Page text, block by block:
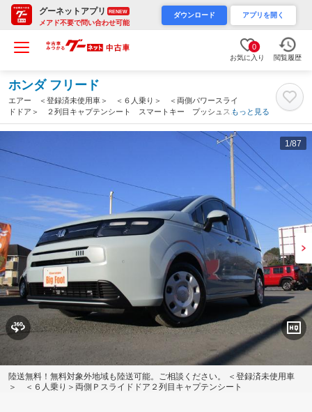
グーネットアプリ RENEW
メアド不要で問い合わせ可能
ダウンロード アプリを開く
0
お気に入り 閲覧履歴
ホンダ フリード
エアー ＜登録済未使用車＞ ＜６人乗り＞ ＜両側パワースライ
ドドア＞ ２列目キャプテンシート スマートキー プッシュスタ
ート 純正ＬＥＤヘッドライト ナビ装着スペシャルパッケージ
バックカメラ（茨城県）
もっと見る
1 /87
陸送無料！無料対象外地域も陸送可能。ご相談ください。 ＜登録済未使用車
＞ ＜６人乗り＞両側Ｐスライドドア２列目キャプテンシート